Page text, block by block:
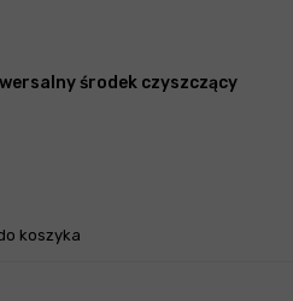
środek czyszczący
koszyka